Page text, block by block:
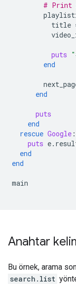
# Print
title
puts "
end
end
puts
end
rescue Google
puts e.
end
end
main
Anahtar
Bu örnek, arama
search.list